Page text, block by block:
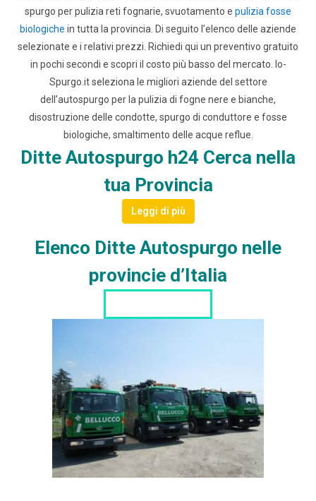
spurgo per pulizia reti fognarie, svuotamento e pulizia fosse
biologiche in tutta la provincia. Di seguito l’elenco delle aziende
selezionate e i relativi prezzi. Richiedi qui un preventivo gratuito
in pochi secondi e scopri il costo più basso del mercato.
Io-
Spurgo.it seleziona le migliori aziende del settore
dell’autospurgo per la pulizia di fogne nere e bianche,
disostruzione delle condotte, spurgo di conduttore e fosse
biologiche, smaltimento delle acque reflue.
Ditte Autospurgo h24 Cerca nella
tua Provincia
Leggi di più
Elenco Ditte Autospurgo nelle
provincie d’Italia